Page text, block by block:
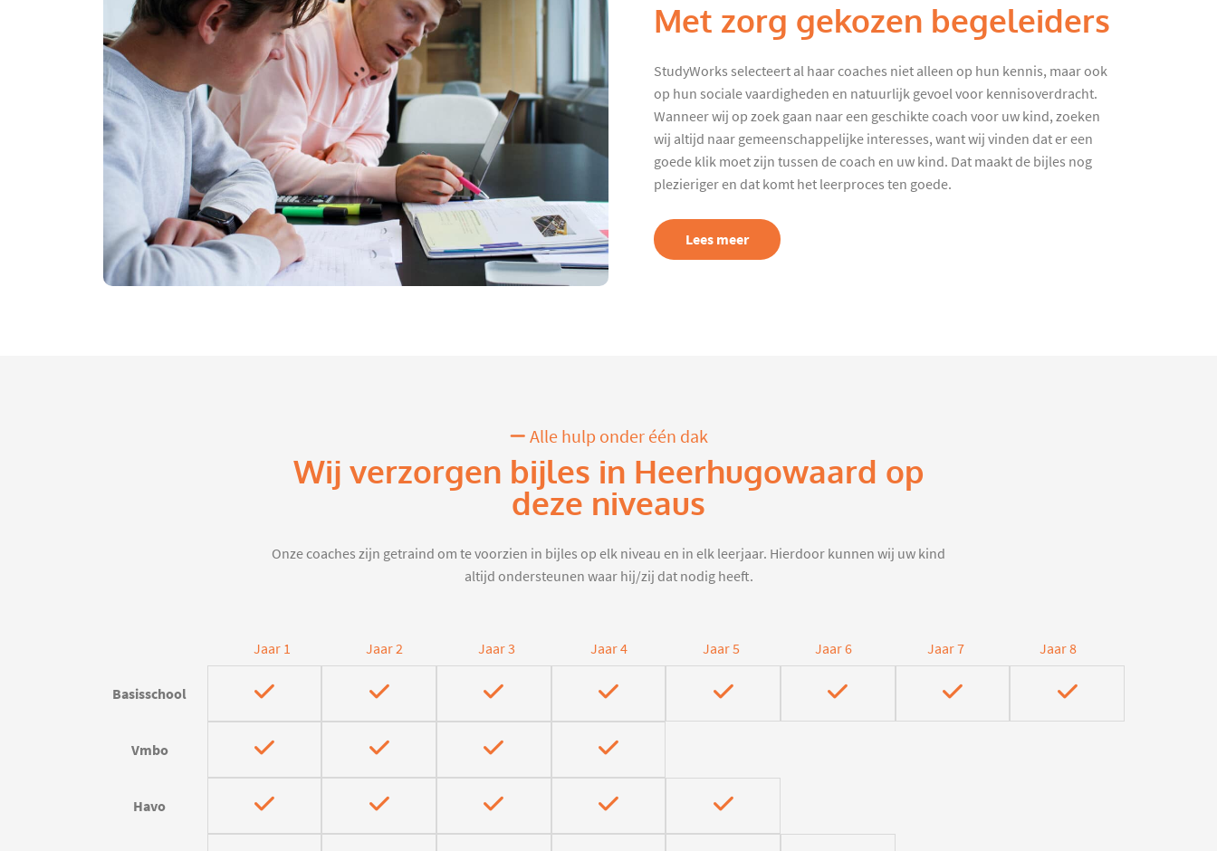
Met zorg gekozen begeleiders
StudyWorks selecteert al haar coaches niet alleen op hun kennis, maar ook
op hun sociale vaardigheden en natuurlijk gevoel voor kennisoverdracht.
Wanneer wij op zoek gaan naar een geschikte coach voor uw kind, zoeken
wij altijd naar gemeenschappelijke interesses, want wij vinden dat er een
goede klik moet zijn tussen de coach en uw kind. Dat maakt de bijles nog
plezieriger en dat komt het leerproces ten goede.
Lees meer
Alle hulp onder één dak
Wij verzorgen bijles in Heerhugowaard op
deze niveaus
Onze coaches zijn getraind om te voorzien in bijles op elk niveau en in elk leerjaar. Hierdoor kunnen wij uw kind
altijd ondersteunen waar hij/zij dat nodig heeft.
Jaar 1 Jaar 2 Jaar 3 Jaar 4 Jaar 5 Jaar 6 Jaar 7 Jaar 8
Basisschool
Vmbo
Havo